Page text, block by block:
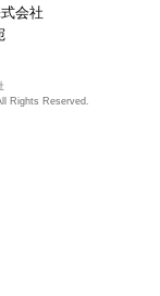
会社
Rights Reserved.